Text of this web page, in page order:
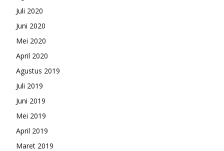
Juli 2020
Juni 2020
Mei 2020
April 2020
Agustus 2019
Juli 2019
Juni 2019
Mei 2019
April 2019
Maret 2019